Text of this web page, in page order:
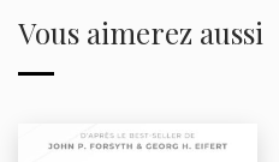
Vous aimerez aussi